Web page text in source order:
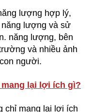
lượng hợp lý,
năng lượng và sử
năng lượng, bên
và nhiều ảnh
người.
lại lợi ích gì?
chỉ mang lại lợi ích